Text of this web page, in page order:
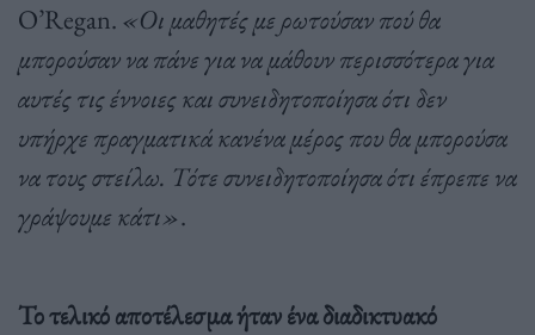
O’Regan. «Οι μαθητές με ρωτούσαν πού θα
μπορούσαν να πάνε για να μάθουν περισσότερα για
αυτές τις έννοιες και συνειδητοποίησα ότι δεν
υπήρχε πραγματικά κανένα μέρος που θα μπορούσα
να τους στείλω. Τότε συνειδητοποίησα ότι έπρεπε να
γράψουμε κάτι».
Το τελικό αποτέλεσμα ήταν ένα διαδικτυακό